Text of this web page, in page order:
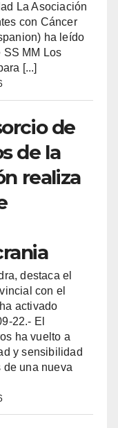
La Asociación
con Cáncer
ha leído
SS MM Los
[...]
de
de la
realiza
destaca el
con el
activado
22.- El
ha vuelto a
y sensibilidad
de una nueva